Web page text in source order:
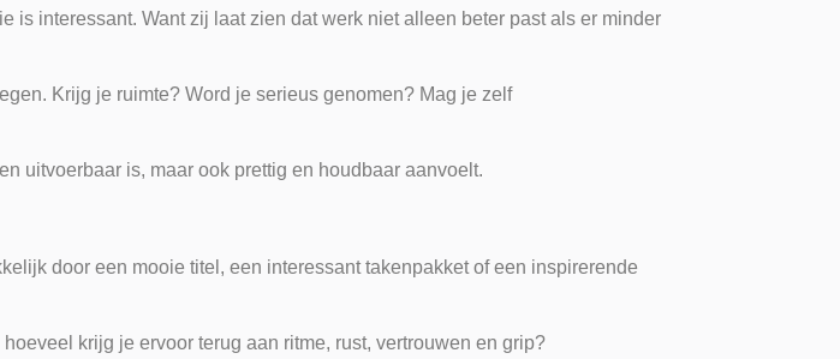
is interessant. Want zij laat zien dat werk niet alleen beter past als er minder
Krijg je ruimte? Word je serieus genomen? Mag je zelf
uitvoerbaar is, maar ook prettig en houdbaar aanvoelt.
door een mooie titel, een interessant takenpakket of een inspirerende
krijg je ervoor terug aan ritme, rust, vertrouwen en grip?